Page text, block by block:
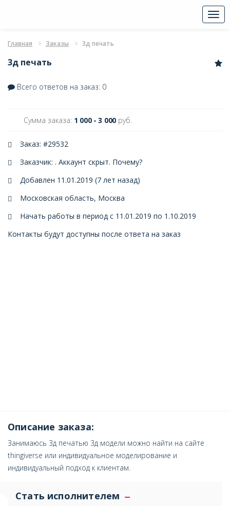
Главная Заказы 3д печать
3д печать
Всего ответов на заказ: 0
Сумма заказа: 1 000 - 3 000 руб.
Заказ: #29532
Заказчик: . Аккаунт скрыт. Почему?
Добавлен 11.01.2019 (7 лет назад)
Московская область, Москва
Начать работы в период с 11.01.2019 по 1.10.2019
Контакты будут доступны после ответа на заказ
Описание заказа:
Занимаюсь 3д печатью 3д модели можно найти на сайте
thingiverse или индивидуальное моделирование и
индивидуальный подход к клиентам.
Стать исполнителем